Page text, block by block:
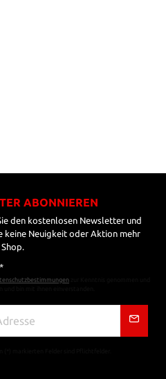
ABONNIEREN
den kostenlosen Newsletter und
keine Neuigkeit oder Aktion mehr